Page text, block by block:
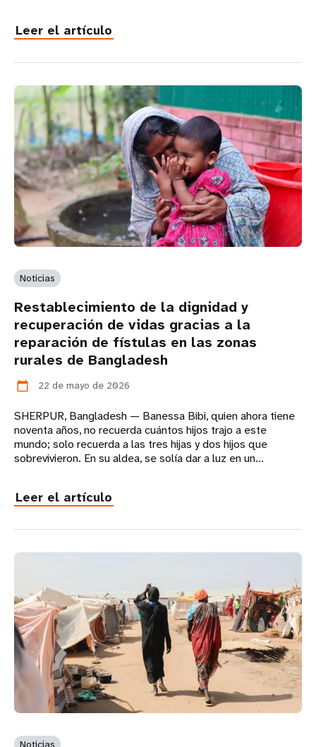
Leer el artículo
Noticias
Restablecimiento de la dignidad y
recuperación de vidas gracias a la
reparación de fístulas en las zonas
rurales de Bangladesh
calendar_today 22 de mayo de 2026
SHERPUR, Bangladesh — Banessa Bibi, quien ahora tiene
noventa años, no recuerda cuántos hijos trajo a este
mundo; solo recuerda a las tres hijas y dos hijos que
sobrevivieron. En su aldea, se solía dar a luz en un...
Leer el artículo
Noticias